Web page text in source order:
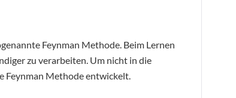
Feynman Methode. Beim Lernen
zu verarbeiten. Um nicht in die
Feynman Methode entwickelt.